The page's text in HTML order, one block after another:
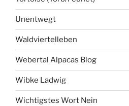
Unentwegt
Waldviertelleben
Webertal Alpacas Blog
Wibke Ladwig
Wichtigstes Wort Nein